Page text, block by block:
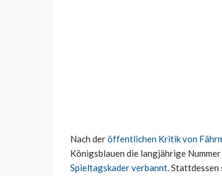
Nach deröffentlichen Kritik von
Königsblauen die langjährige
Spieltagskader verbannt.